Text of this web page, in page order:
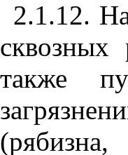
2.1.12.
сквозных
также